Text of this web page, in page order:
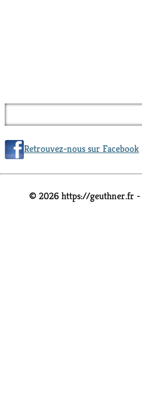
Retrouvez-nous sur Facebook
© 2026 https://geuthner.fr -